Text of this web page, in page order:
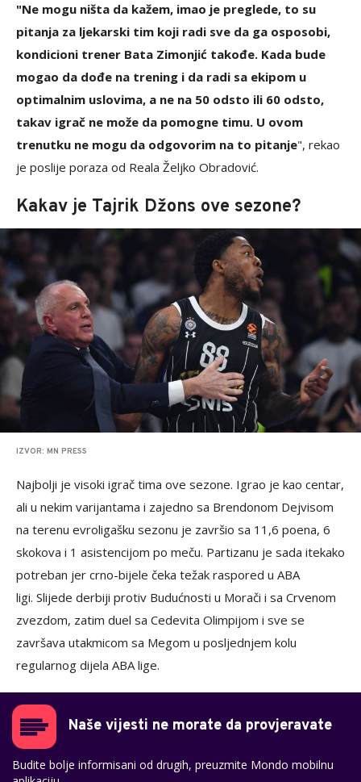
"Ne mogu ništa da kažem, imao je preglede, to su
pitanja za ljekarski tim koji radi sve da ga osposobi,
kondicioni trener Bata Zimonjić takođe. Kada bude
mogao da dođe na trening i da radi sa ekipom u
optimalnim uslovima, a ne na 50 odsto ili 60 odsto,
takav igrač ne može da pomogne timu. U ovom
trenutku ne mogu da odgovorim na to pitanje", rekao
je poslije poraza od Reala Željko Obradović.
Kakav je Tajrik Džons ove sezone?
IZVOR: MN PRESS
Najbolji je visoki igrač tima ove sezone. Igrao je kao centar,
ali u nekim varijantama i zajedno sa Brendonom Dejvisom
na terenu evroligašku sezonu je završio sa 11,6 poena, 6
skokova i 1 asistencijom po meču. Partizanu je sada itekako
potreban jer crno-bijele čeka težak raspored u ABA
ligi. Slijede derbiji protiv Budućnosti u Morači i sa Crvenom
zvezdom, zatim duel sa Cedevita Olimpijom i sve se
završava utakmicom sa Megom u posljednjem kolu
regularnog dijela ABA lige.
Naše vijesti ne morate da provjeravate
Budite bolje informisani od drugih, preuzmite Mondo mobilnu